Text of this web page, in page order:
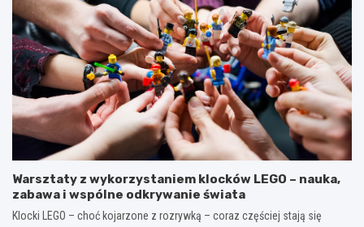
Warsztaty z wykorzystaniem klocków LEGO – nauka,
zabawa i wspólne odkrywanie świata
Klocki LEGO – choć kojarzone z rozrywką – coraz częściej stają się